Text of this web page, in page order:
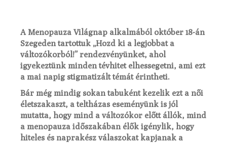
A Menopauza Világnap alkalmából október 18-án
Szegeden tartottuk „Hozd ki a legjobbat a
változókorból!” rendezvényünket, ahol
igyekeztünk minden tévhitet elhessegetni, ami ezt
a mai napig stigmatizált témát érintheti.
Bár még mindig sokan tabuként kezelik ezt a női
életszakaszt, a teltházas eseményünk is jól
mutatta, hogy mind a változókor előtt állók, mind
a menopauza időszakában élők igénylik, hogy
hiteles és naprakész válaszokat kapjanak a